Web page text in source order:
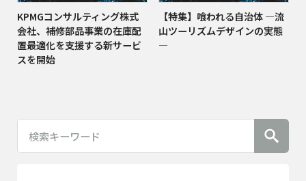
KPMGコンサルティング株式
会社、補修部品事業の在庫配
置最適化を支援する新サービ
スを開始
【特集】喰われる自治体 ―流
山ツーリズムデザインの実態
―